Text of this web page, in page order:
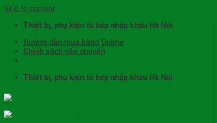
Skip to content
Thiết bị, phụ kiện tủ bếp nhập khẩu Hà Nội
Hướng dẫn mua hàng Online
Chính sách vận chuyển
Thiết bị, phụ kiện tủ bếp nhập khẩu Hà Nội